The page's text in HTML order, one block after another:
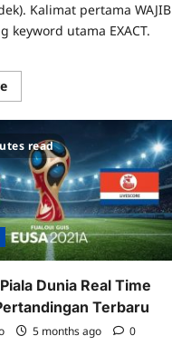
Kalimat pertama WAJIB
keyword utama EXACT.
Read
more
Update
Skor
Langsung
World
Cup
2026
read
Dunia Real Time
Terbaru
5 months ago 0